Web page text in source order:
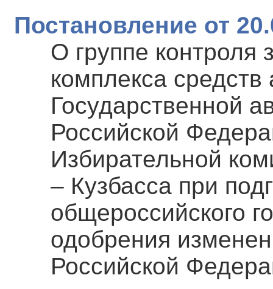
Постановление от
О группе контроля
комплекса средств
Государственной
Российской
Избирательной
– Кузбасса при
общероссийского
одобрения
Российской